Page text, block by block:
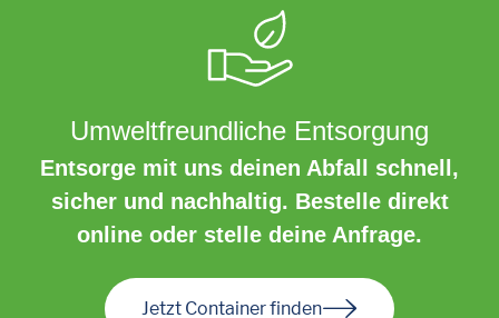
Umweltfreundliche Entsorgung
Entsorge mit uns deinen Abfall schnell,
sicher und nachhaltig. Bestelle direkt
online oder stelle deine Anfrage.
Jetzt Container finden